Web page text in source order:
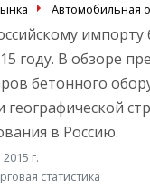
Автомобильная
импорту
году. В обзоре
бетонного
в Россию.
г.
статистика